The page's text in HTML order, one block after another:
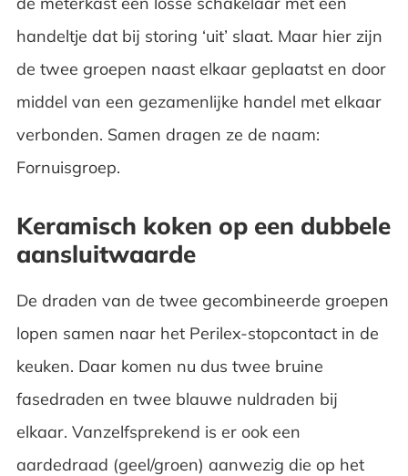
handeltje dat bij storing ‘uit’ slaat. Maar hier zijn
de twee groepen naast elkaar geplaatst en door
middel van een gezamenlijke handel met elkaar
verbonden. Samen dragen ze de naam:
Fornuisgroep.
Keramisch koken op een dubbele
aansluitwaarde
De draden van de twee gecombineerde groepen
lopen samen naar het Perilex-stopcontact in de
keuken. Daar komen nu dus twee bruine
fasedraden en twee blauwe nuldraden bij
elkaar. Vanzelfsprekend is er ook een
aardedraad (geel/groen) aanwezig die op het